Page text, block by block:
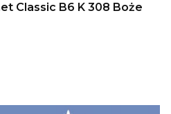
Classic B6 K 308 Boże